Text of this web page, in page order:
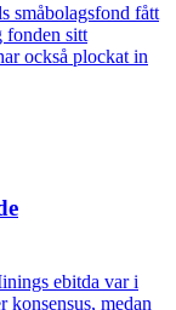
småbolagsfond fått
fonden sitt
också plockat in
ebitda var i
konsensus, medan